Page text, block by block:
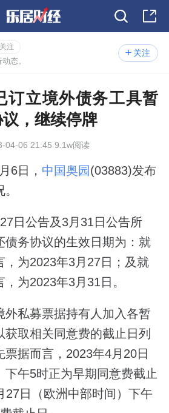
关注
注
态。
订立境外债务工具暂
，继续停牌
04-06 21:45 9.1w阅读
6日， 中国奥园(03883)发布
日公告及3月31日公告所
债务协议的生效日期为：就
，为2023年3月27日；及就
为2023年3月31日。
外私募票据持有人加入各暂
取相关同意费的截止日列
据而言，2023年4月20日
下午5时正为早期同意费截止
27日（欧洲中部时间）下午